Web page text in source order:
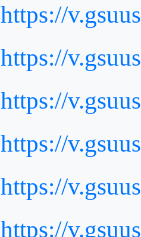
https://
https://
https://
https://
https://
https://